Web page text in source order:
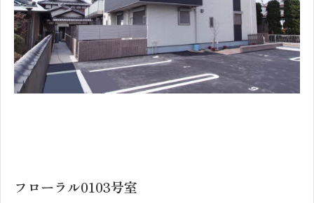
フローラル0103号室